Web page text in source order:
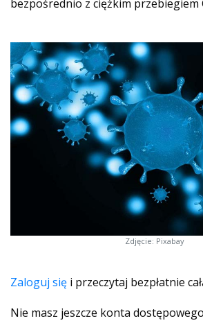
bezpośrednio z ciężkim przebiegiem
Zdjęcie: Pixabay
Zaloguj się i przeczytaj bezpłatnie
Nie masz jeszcze konta